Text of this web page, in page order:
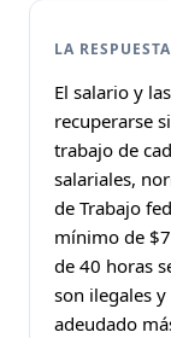
LA
El salario y
recuperarse
trabajo de
salariales,
de Trabajo
mínimo de
de 40 horas
son ilegales
adeudado